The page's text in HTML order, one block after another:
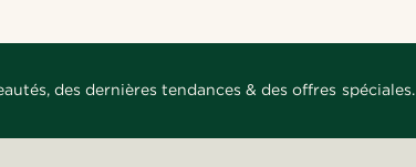
des dernières tendances & des offres spéciales.